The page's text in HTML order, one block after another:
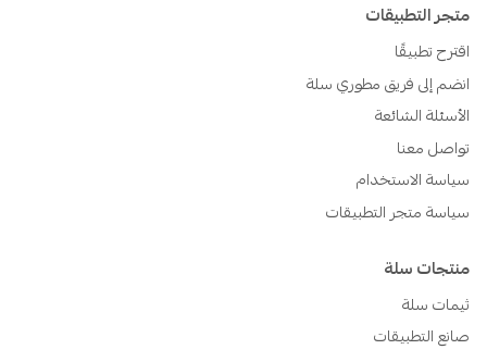
متجر التطبيقات
اقترح تطبيقًا
انضم إلى فريق مطوري سلة
الأسئلة الشائعة
تواصل معنا
سياسة الاستخدام
سياسة متجر التطبيقات
منتجات سلة
ثيمات سلة
صانع التطبيقات